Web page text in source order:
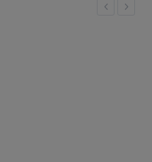
Previous
Next